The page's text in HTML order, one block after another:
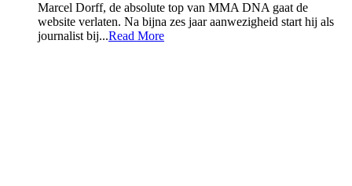
Marcel Dorff, de absolute top van MMA DNA gaat de
website verlaten. Na bijna zes jaar aanwezigheid start hij als
journalist bij...Read More